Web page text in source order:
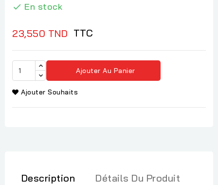
 En stock
23,550 TND TTC
Ajouter Au Panier
Ajouter Souhaits
Description Détails Du Produit